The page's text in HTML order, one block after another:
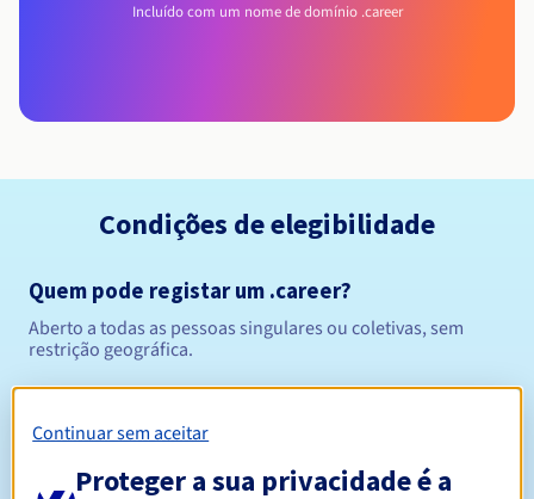
Incluído com um nome de domínio .career
Condições de elegibilidade
Quem pode registar um .career?
Aberto a todas as pessoas singulares ou coletivas, sem
restrição geográfica.
Entre 1 e 10 anos
Continuar sem aceitar
Proteger a sua privacidade é a